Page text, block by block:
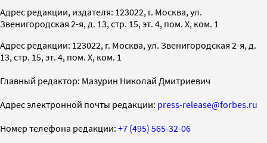
Адрес редакции, издателя: 123022, г. Москва, ул.
Звенигородская 2-я, д. 13, стр. 15, эт. 4, пом. X, ком. 1
Адрес редакции: 123022, г. Москва, ул. Звенигородская 2-я, д.
13, стр. 15, эт. 4, пом. X, ком. 1
Главный редактор: Мазурин Николай Дмитриевич
Адрес электронной почты редакции: press-release@forbes.ru
Номер телефона редакции: +7 (495) 565-32-06